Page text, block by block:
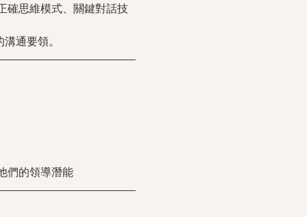
確思維模式、關鍵對話技
通要領。
們的領導潛能